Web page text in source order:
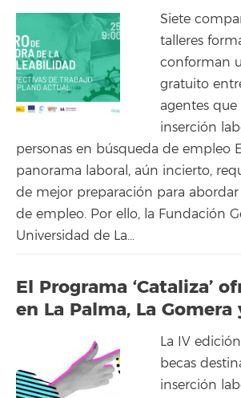
Siete
talleres
conforman
gratuito
agentes
inserción
personas en búsqueda de empleo
panorama laboral, aún incierto,
de mejor preparación para
de empleo. Por ello, la Fundación
Universidad de La...
El Programa ‘Cataliza’
en La Palma, La
La IV
becas
inserción